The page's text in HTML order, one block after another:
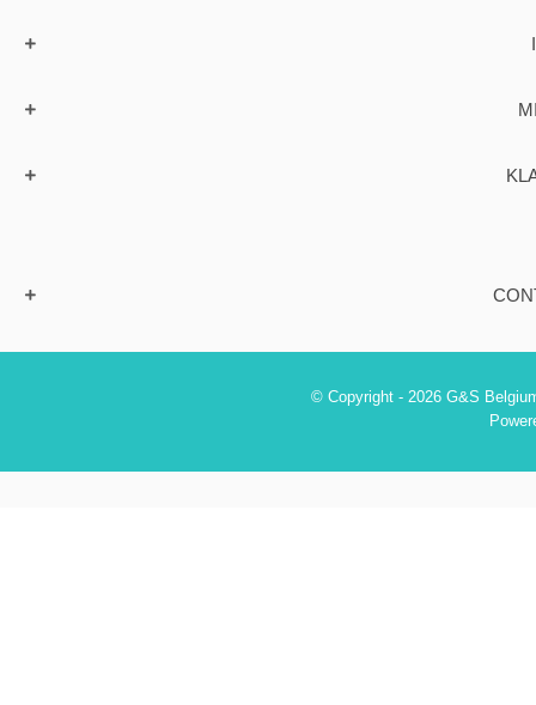
© Copyright - 2026 G&S